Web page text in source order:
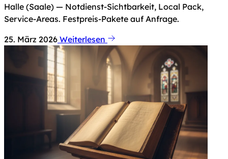
Halle (Saale) — Notdienst-Sichtbarkeit, Local Pack,
Service-Areas. Festpreis-Pakete auf Anfrage.
25. März 2026 Weiterlesen